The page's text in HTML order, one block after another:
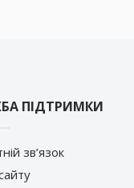
ПІДТРИМКИ
зв’язок